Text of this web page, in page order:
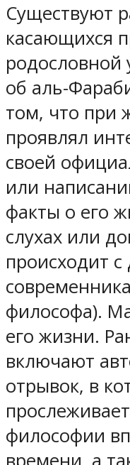
Существуют
касающихся
родословной
об аль-
том, что при
проявлял
своей
или
факты о его
слухах или
происходит
философа).
его жизни.
включают
отрывок, в
философии